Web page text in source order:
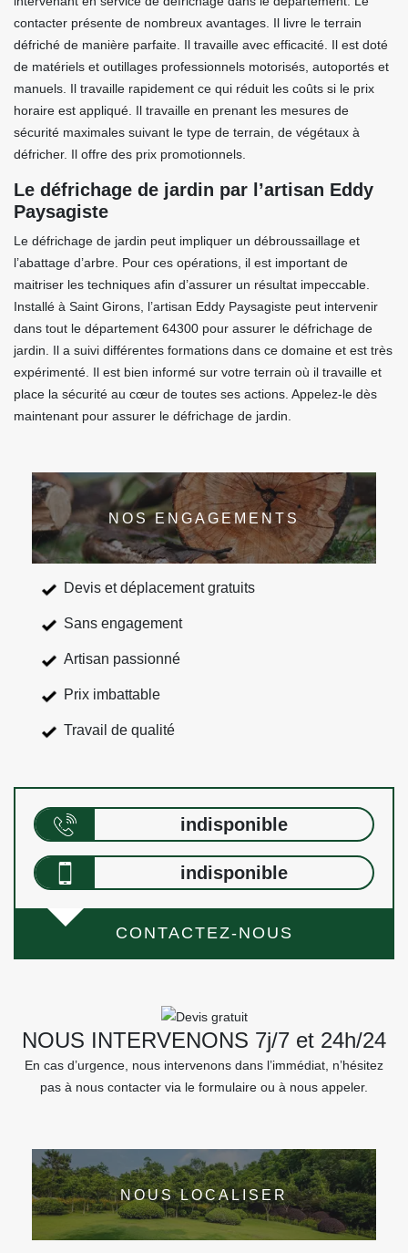
contacter présente de nombreux avantages. Il livre le terrain
défriché de manière parfaite. Il travaille avec efficacité. Il est doté
de matériels et outillages professionnels motorisés, autoportés et
manuels. Il travaille rapidement ce qui réduit les coûts si le prix
horaire est appliqué. Il travaille en prenant les mesures de
sécurité maximales suivant le type de terrain, de végétaux à
défricher. Il offre des prix promotionnels.
Le défrichage de jardin par l’artisan Eddy
Paysagiste
Le défrichage de jardin peut impliquer un débroussaillage et
l’abattage d’arbre. Pour ces opérations, il est important de
maitriser les techniques afin d’assurer un résultat impeccable.
Installé à Saint Girons, l’artisan Eddy Paysagiste peut intervenir
dans tout le département 64300 pour assurer le défrichage de
jardin. Il a suivi différentes formations dans ce domaine et est très
expérimenté. Il est bien informé sur votre terrain où il travaille et
place la sécurité au cœur de toutes ses actions. Appelez-le dès
maintenant pour assurer le défrichage de jardin.
NOS ENGAGEMENTS
Devis et déplacement gratuits
Sans engagement
Artisan passionné
Prix imbattable
Travail de qualité
indisponible
indisponible
CONTACTEZ-NOUS
NOUS INTERVENONS 7j/7 et 24h/24
En cas d’urgence, nous intervenons dans l’immédiat, n’hésitez
pas à nous contacter via le formulaire ou à nous appeler.
NOUS LOCALISER